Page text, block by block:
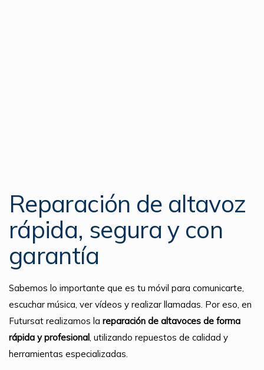
Reparación de altavoz
rápida, segura y con
garantía
Sabemos lo importante que es tu móvil para comunicarte,
escuchar música, ver vídeos y realizar llamadas. Por eso, en
Futursat realizamos la reparación de altavoces de forma
rápida y profesional, utilizando repuestos de calidad y
herramientas especializadas.